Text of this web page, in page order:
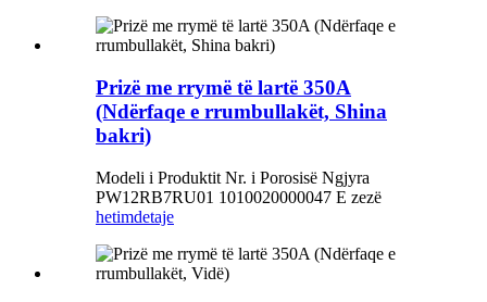
Prizë me rrymë të lartë 350A
(Ndërfaqe e rrumbullakët, Shina
bakri)
Modeli i Produktit Nr. i Porosisë Ngjyra
PW12RB7RU01 1010020000047 E zezë
hetimdetaje